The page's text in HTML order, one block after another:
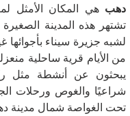
دهب هي المكان الأمثل
تشتهر هذه المدينة
لشبه جزيرة سيناء
من الأيام قرية ساحلية
يبحثون عن أنشطة مثل
شراعيًا والغوص ورحلات
تحت الغواصة شمال مدينة